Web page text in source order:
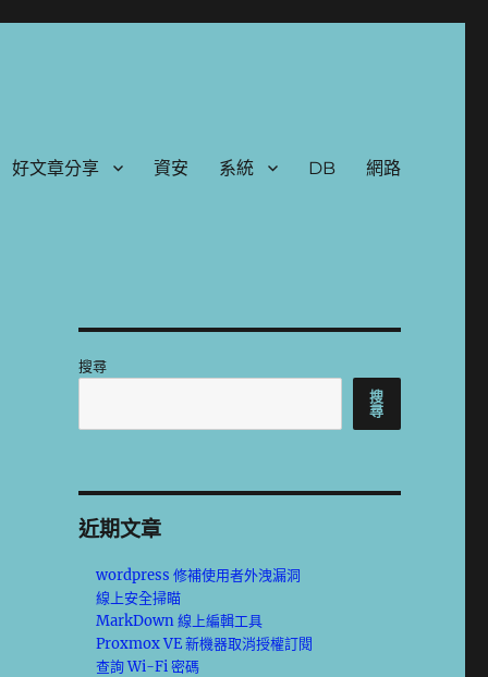
好文章分享 資安 系統 DB 網路
搜尋
搜
尋
近期文章
wordpress 修補使用者外洩漏洞
線上安全掃瞄
MarkDown 線上編輯工具
Proxmox VE 新機器取消授權訂閱
查詢 Wi-Fi 密碼